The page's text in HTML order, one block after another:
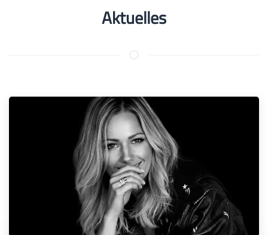
Aktuelles